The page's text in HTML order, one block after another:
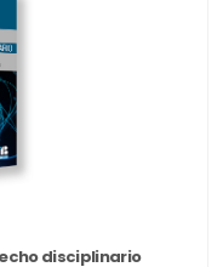
disciplinario